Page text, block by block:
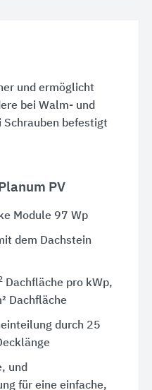
und ermöglicht
bei Walm- und
Schrauben befestigt
PV
Module 97 Wp
dem Dachstein
Dachfläche pro kWp,
Dachfläche
durch 25
und
für eine einfache,